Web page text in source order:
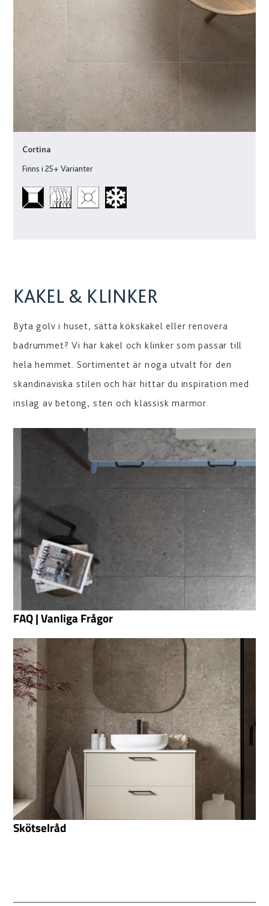
Cortina
Finns i25+ Varianter
KAKEL & KLINKER
Byta golv i huset, sätta kökskakel eller renovera
badrummet? Vi har kakel och klinker som passar till
hela hemmet. Sortimentet är noga utvalt för den
skandinaviska stilen och här hittar du inspiration med
inslag av betong, sten och klassisk marmor.
FAQ | Vanliga Frågor
Skötselråd